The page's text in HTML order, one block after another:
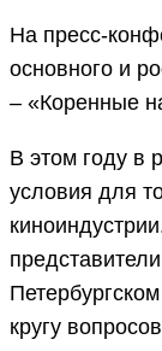
На пресс-
основного и
– «Коренные
В этом году в
условия для
кругу